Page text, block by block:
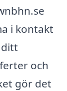
i kontakt
och
gör det